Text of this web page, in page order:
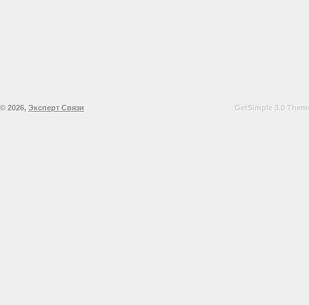
© 2026, Эксперт Связи GetSimple 3.0